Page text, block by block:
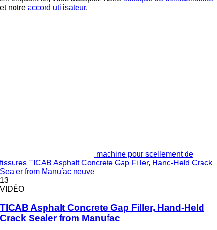
et notre accord utilisateur.
machine pour scellement de
fissures TICAB Asphalt Concrete Gap Filler, Hand-Held Crack
Sealer from Manufac neuve
13
VIDÉO
TICAB Asphalt Concrete Gap Filler, Hand-Held
Crack Sealer from Manufac